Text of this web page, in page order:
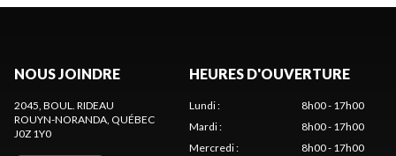
NOUS JOINDRE
2045, BOUL. RIDEAU
ROUYN-NORANDA, QUÉBEC
J0Z 1Y0
HEURES D'OUVERTURE
Lundi:
8h00 - 17h00
Mardi:
8h00 - 17h00
Mercredi:
8h00 - 17h00